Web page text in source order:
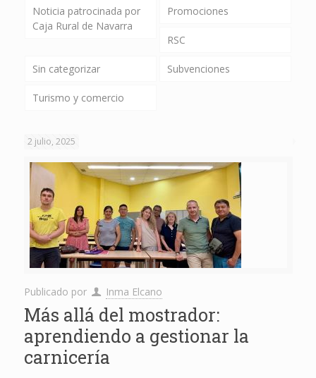
Noticia patrocinada por
Caja Rural de Navarra
Promociones
RSC
Sin categorizar Subvenciones
Turismo y comercio
2 julio, 2025
Publicado por Inma Elcano
Más allá del mostrador:
aprendiendo a gestionar la
carnicería